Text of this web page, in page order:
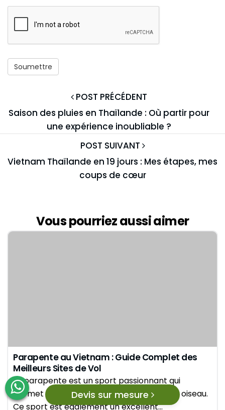
POST PRÉCÉDENT
Saison des pluies en Thaïlande : Où partir pour
une expérience inoubliable ?
POST SUIVANT
Vietnam Thaïlande en 19 jours : Mes étapes, mes
coups de cœur
Vous pourriez aussi aimer
Parapente au Vietnam : Guide Complet des
Meilleurs Sites de Vol
Le parapente est un sport passionnant qui
permet de s’élever dans le ciel comme un oiseau.
Ce sport est également un excellent…
Devis sur mesure